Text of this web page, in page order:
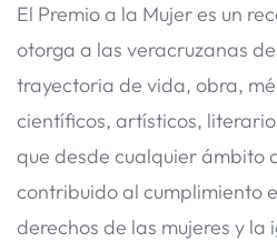
El Premio a la Mujer es un
otorga a las veracruzanas
trayectoria de vida, obra,
científicos, artísticos,
que desde cualquier ámbito
contribuido al cumplimiento
derechos de las mujeres y la